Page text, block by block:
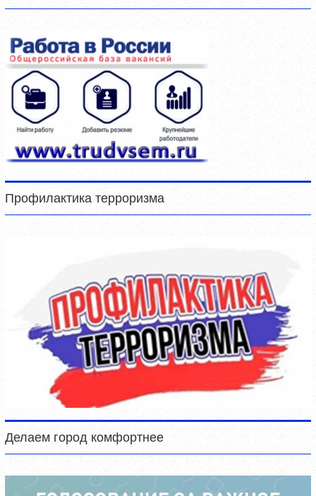
Профилактика терроризма
Делаем город комфортнее